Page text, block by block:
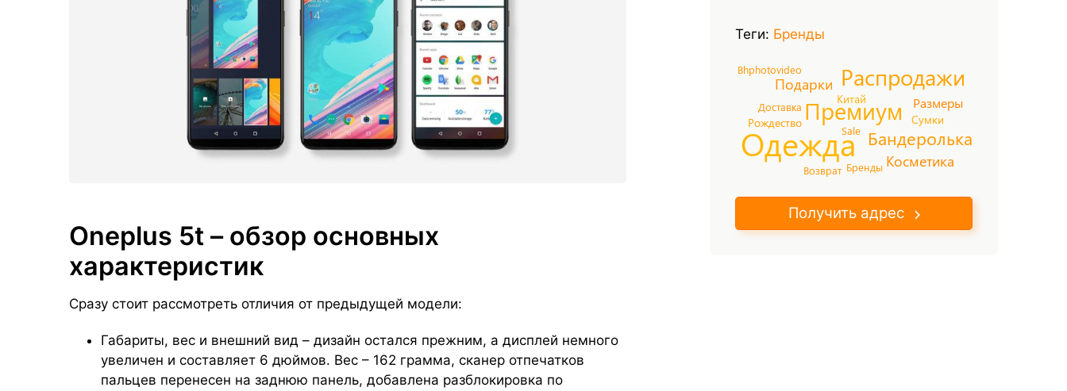
Теги: Бренды
Одежда
Премиум
Распродажи
Бандеролька
Подарки
Косметика
Размеры
Китай
Сумки
Рождество
Доставка
Bhphotovideo
Бренды
Возврат
Sale
Получить адрес
Oneplus 5t – обзор основных
характеристик
Сразу стоит рассмотреть отличия от предыдущей модели:
Габариты, вес и внешний вид – дизайн остался прежним, а дисплей немного
увеличен и составляет 6 дюймов. Вес – 162 грамма, сканер отпечатков
пальцев перенесен на заднюю панель, добавлена разблокировка по